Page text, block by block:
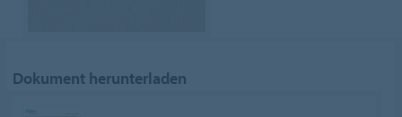
Dokument herunterladen